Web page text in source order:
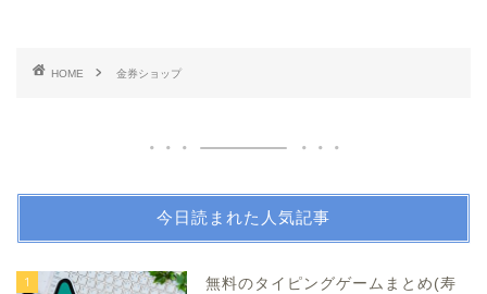
HOME 金券ショップ
今日読まれた人気記事
1
無料のタイピングゲームまとめ(寿